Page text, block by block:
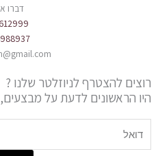
דברו
רוצים להצטרף לניוזלטר שלנו ?
היו הראשונים לדעת על מבצעים,